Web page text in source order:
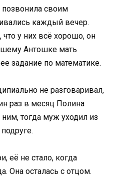
своим
каждый вечер.
у них всё хорошо, он
Антошке мать
задание по математике.
не разговаривал,
раз в месяц Полина
тогда муж уходил из
её не стало, когда
Она осталась с отцом.